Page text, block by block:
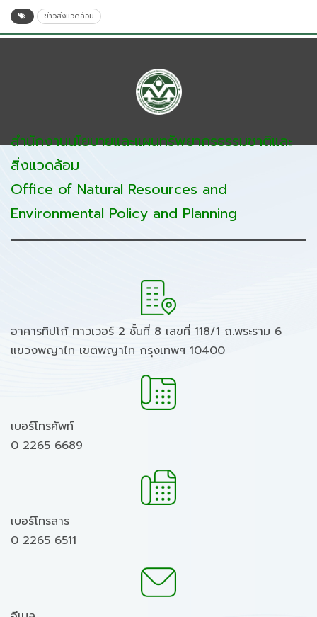
ข่าวสิ่งแวดล้อม
สำนักงานนโยบายและแผนทรัพยากรธรรมชาติและ
สิ่งแวดล้อม
Office of Natural Resources and
Environmental Policy and Planning
อาคารทิปโก้ ทาวเวอร์ 2 ชั้นที่ 8 เลขที่ 118/1 ถ.พระราม 6
แขวงพญาไท เขตพญาไท กรุงเทพฯ 10400
เบอร์โทรศัพท์
0 2265 6689
เบอร์โทรสาร
0 2265 6511